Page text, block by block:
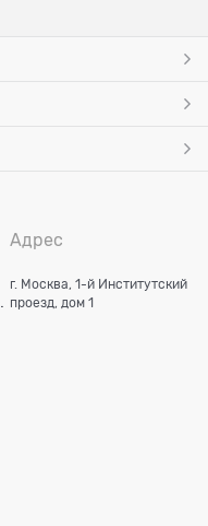
Адрес
г. Москва, 1-й Институтский
проезд, дом 1